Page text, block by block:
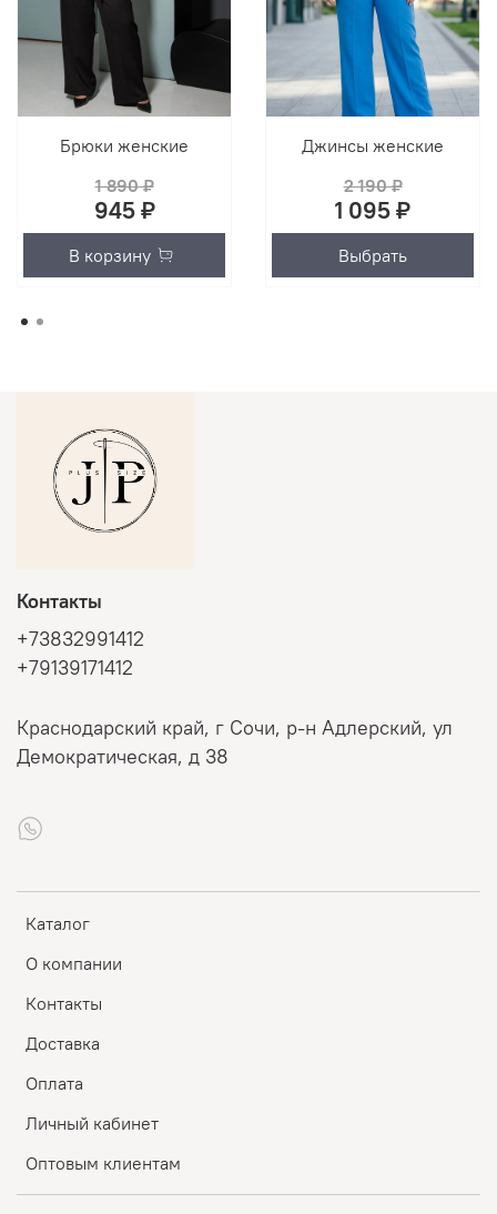
Брюки женские
1 890 ₽
945 ₽
В корзину
Джинсы женские
2 190 ₽
1 095 ₽
Выбрать
Каталог
О компании
Контакты
Доставка
Оплата
Личный кабинет
Оптовым клиентам
Контакты
+73832991412
+79139171412
Краснодарский край, г Сочи, р-н Адлерский, ул
Демократическая, д 38